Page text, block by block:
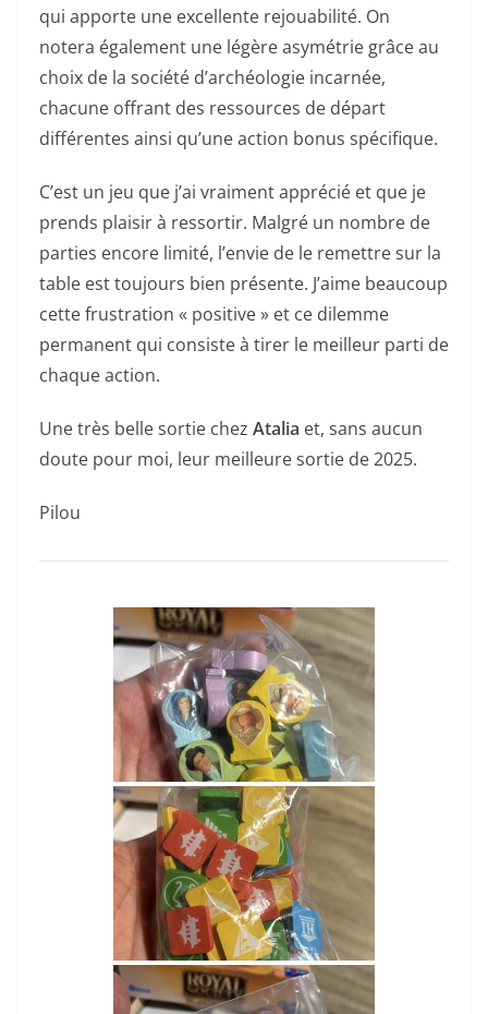
qui apporte une excellente rejouabilité. On
notera également une légère asymétrie grâce au
choix de la société d’archéologie incarnée,
chacune offrant des ressources de départ
différentes ainsi qu’une action bonus spécifique.
C’est un jeu que j’ai vraiment apprécié et que je
prends plaisir à ressortir. Malgré un nombre de
parties encore limité, l’envie de le remettre sur la
table est toujours bien présente. J’aime beaucoup
cette frustration « positive » et ce dilemme
permanent qui consiste à tirer le meilleur parti de
chaque action.
Une très belle sortie chez Atalia et, sans aucun
doute pour moi, leur meilleure sortie de 2025.
Pilou